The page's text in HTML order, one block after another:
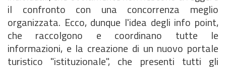
il confronto con una concorrenza meglio
organizzata. Ecco, dunque l'idea degli info point,
che raccolgono e coordinano tutte le
informazioni, e la creazione di un nuovo portale
turistico "istituzionale", che presenti tutti gli